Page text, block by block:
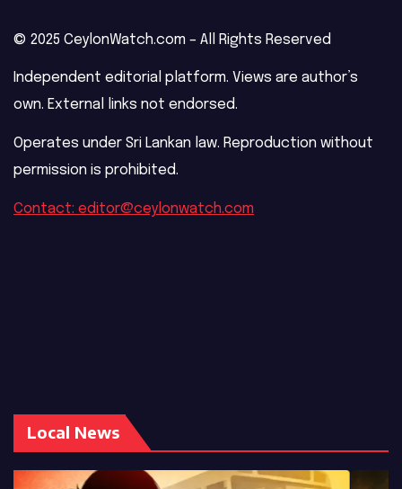
© 2025 CeylonWatch.com – All Rights Reserved
Independent editorial platform. Views are author’s
own. External links not endorsed.
Operates under Sri Lankan law. Reproduction without
permission is prohibited.
Contact: editor@ceylonwatch.com
Local News